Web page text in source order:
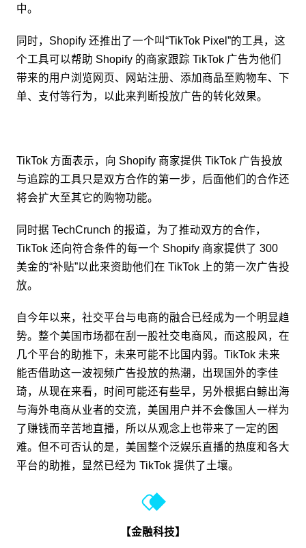
中。
同时，Shopify 还推出了一个叫“TikTok Pixel”的工具，这
个工具可以帮助 Shopify 的商家跟踪 TikTok 广告为他们
带来的用户浏览网页、网站注册、添加商品至购物车、下
单、支付等行为，以此来判断投放广告的转化效果。
TikTok 方面表示，向 Shopify 商家提供 TikTok 广告投放
与追踪的工具只是双方合作的第一步，后面他们的合作还
将会扩大至其它的购物功能。
同时据 TechCrunch 的报道，为了推动双方的合作，
TikTok 还向符合条件的每一个 Shopify 商家提供了 300
美金的“补贴”以此来资助他们在 TikTok 上的第一次广告投
放。
自今年以来，社交平台与电商的融合已经成为一个明显趋
势。整个美国市场都在刮一股社交电商风，而这股风，在
几个平台的助推下，未来可能不比国内弱。TikTok 未来
能否借助这一波视频广告投放的热潮，出现国外的李佳
琦，从现在来看，时间可能还有些早，另外根据白鲸出海
与海外电商从业者的交流，美国用户并不会像国人一样为
了赚钱而辛苦地直播，所以从观念上也带来了一定的困
难。但不可否认的是，美国整个泛娱乐直播的热度和各大
平台的助推，显然已经为 TikTok 提供了土壤。
【金融科技】